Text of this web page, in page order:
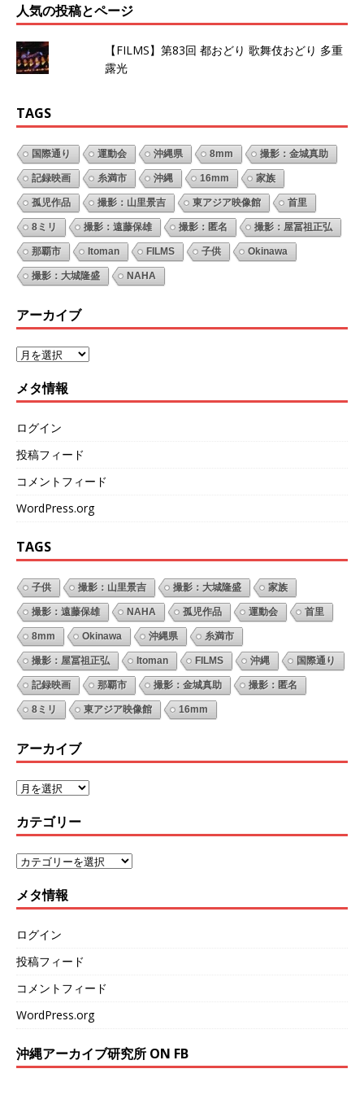
人気の投稿とページ
【FILMS】第83回 都おどり 歌舞伎おどり 多重
露光
TAGS
国際通り 運動会 沖縄県 8mm 撮影：金城真助
記録映画 糸満市 沖縄 16mm 家族
孤児作品 撮影：山里景吉 東アジア映像館 首里
8ミリ 撮影：遠藤保雄 撮影：匿名 撮影：屋冨祖正弘
那覇市 Itoman FILMS 子供 Okinawa
撮影：大城隆盛 NAHA
アーカイブ
メタ情報
ログイン
投稿フィード
コメントフィード
WordPress.org
TAGS
子供 撮影：山里景吉 撮影：大城隆盛 家族
撮影：遠藤保雄 NAHA 孤児作品 運動会 首里
8mm Okinawa 沖縄県 糸満市
撮影：屋冨祖正弘 Itoman FILMS 沖縄 国際通り
記録映画 那覇市 撮影：金城真助 撮影：匿名
8ミリ 東アジア映像館 16mm
アーカイブ
カテゴリー
メタ情報
ログイン
投稿フィード
コメントフィード
WordPress.org
沖縄アーカイブ研究所 ON FB